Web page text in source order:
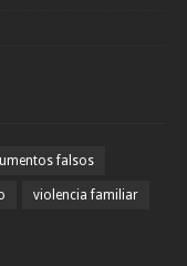
falsos
violencia familiar